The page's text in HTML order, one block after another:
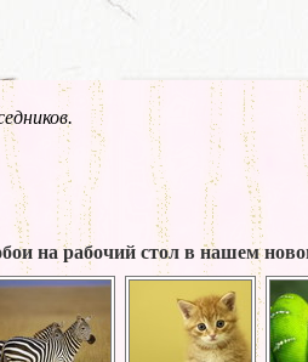
на рабочий стол в нашем